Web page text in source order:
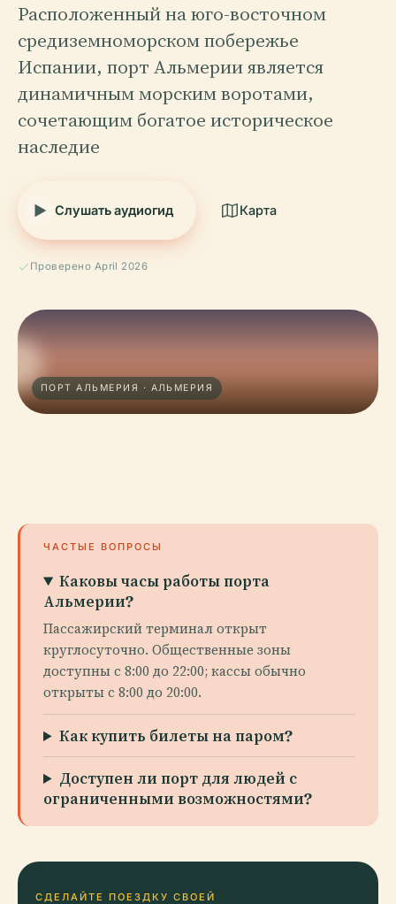
Расположенный на юго-восточном
средиземноморском побережье
Испании, порт Альмерии является
динамичным морским воротами,
сочетающим богатое историческое
наследие
Слушать аудиогид Карта
Проверено April 2026
ПОРТ АЛЬМЕРИЯ · АЛЬМЕРИЯ
ЧАСТЫЕ ВОПРОСЫ
Каковы часы работы порта
Альмерии?
Пассажирский терминал открыт
круглосуточно. Общественные зоны
доступны с 8:00 до 22:00; кассы обычно
открыты с 8:00 до 20:00.
Как купить билеты на паром?
Доступен ли порт для людей с
ограниченными возможностями?
СДЕЛАЙТЕ ПОЕЗДКУ СВОЕЙ